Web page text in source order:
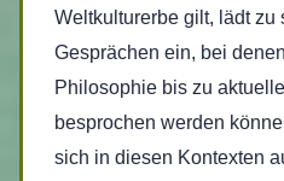
Weltkulturerbe gilt, lädt zu
Gesprächen ein, bei
Philosophie bis zu
besprochen werden
sich in diesen Kontexten